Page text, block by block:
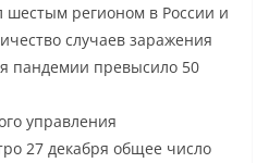
шестым регионом в России и
случаев заражения
пандемии превысило 50
управления
27 декабря общее число